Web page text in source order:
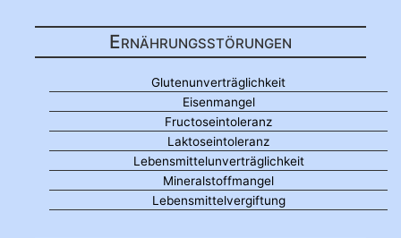
Ernährungsstörungen
Glutenunverträglichkeit
Eisenmangel
Fructoseintoleranz
Laktoseintoleranz
Lebensmittelunverträglichkeit
Mineralstoffmangel
Lebensmittelvergiftung